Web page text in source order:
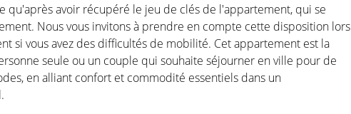
qu'après avoir récupéré le jeu de clés de l'appartement, qui se
Nous vous invitons à prendre en compte cette disposition lors
si vous avez des difficultés de mobilité. Cet appartement est la
seule ou un couple qui souhaite séjourner en ville pour de
en alliant confort et commodité essentiels dans un